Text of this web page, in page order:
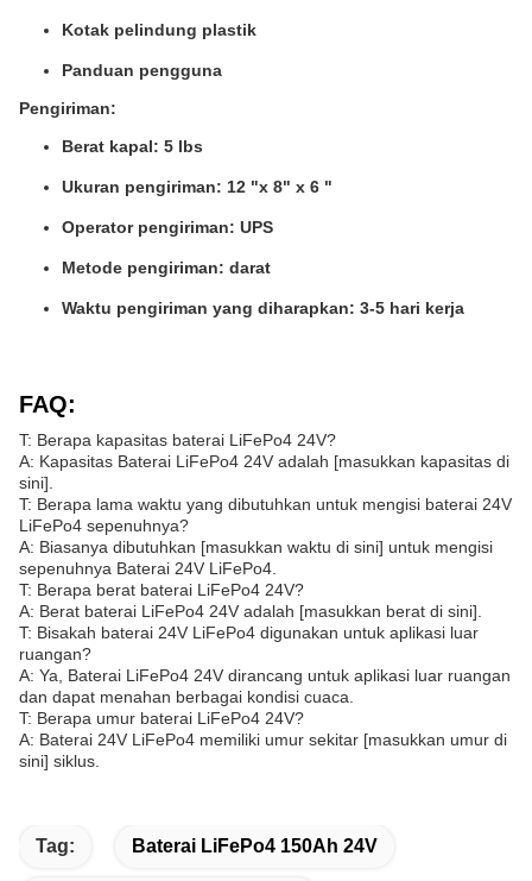
Kotak pelindung plastik
Panduan pengguna
Pengiriman:
Berat kapal: 5 lbs
Ukuran pengiriman: 12 "x 8" x 6 "
Operator pengiriman: UPS
Metode pengiriman: darat
Waktu pengiriman yang diharapkan: 3-5 hari kerja
FAQ:
T: Berapa kapasitas baterai LiFePo4 24V?
A: Kapasitas Baterai LiFePo4 24V adalah [masukkan kapasitas di
sini].
T: Berapa lama waktu yang dibutuhkan untuk mengisi baterai 24V
LiFePo4 sepenuhnya?
A: Biasanya dibutuhkan [masukkan waktu di sini] untuk mengisi
sepenuhnya Baterai 24V LiFePo4.
T: Berapa berat baterai LiFePo4 24V?
A: Berat baterai LiFePo4 24V adalah [masukkan berat di sini].
T: Bisakah baterai 24V LiFePo4 digunakan untuk aplikasi luar
ruangan?
A: Ya, Baterai LiFePo4 24V dirancang untuk aplikasi luar ruangan
dan dapat menahan berbagai kondisi cuaca.
T: Berapa umur baterai LiFePo4 24V?
A: Baterai 24V LiFePo4 memiliki umur sekitar [masukkan umur di
sini] siklus.
Tag: Baterai LiFePo4 150Ah 24V